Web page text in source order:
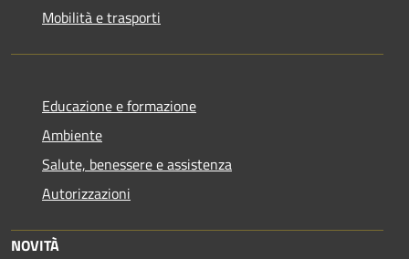
Mobilità e trasporti
Educazione e formazione
Ambiente
Salute, benessere e assistenza
Autorizzazioni
NOVITÀ